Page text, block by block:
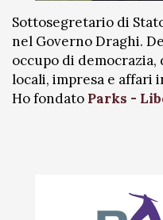
Sottosegretario di
nel Governo Draghi.
occupo di
locali, impresa e affari
Ho fondato Parks -